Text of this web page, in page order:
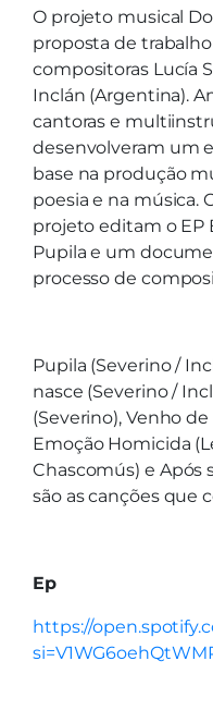
O projeto musical
proposta de
compositoras Lucía
Inclán (Argentina).
cantoras e
desenvolveram um
base na produção
poesia e na música.
projeto editam o EP
Pupila e um
processo de
Pupila (Severino /
nasce (Severino /
(Severino), Venho
Emoção Homicida
Chascomús) e Após
são as canções que
Ep
https://